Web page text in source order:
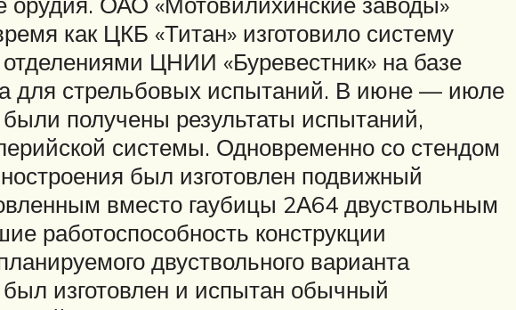
как ЦКБ «Титан» изготовило систему
ЦНИИ «Буревестник» на базе
для стрельбовых испытаний. В июне — июле
получены результаты испытаний,
системы. Одновременно со стендом
был изготовлен подвижный
вместо гаубицы 2А64 двуствольным
работоспособность конструкции
двуствольного варианта
был изготовлен и испытан обычный